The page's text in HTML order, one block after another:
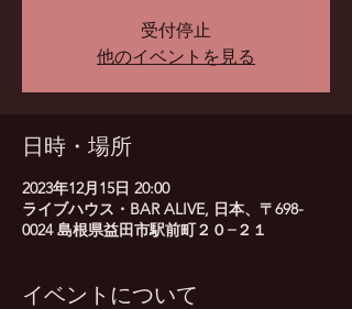
受付停止
他のイベントを見る
日時・場所
2023年12月15日 20:00
ライブハウス・BAR ALIVE, 日本、〒698-
0024 島根県益田市駅前町２０−２１
イベントについて